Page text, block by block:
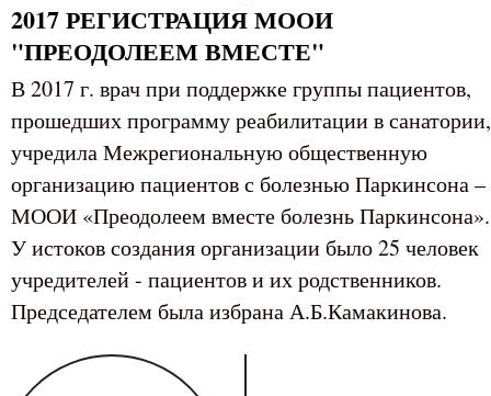
2017 РЕГИСТРАЦИЯ МООИ
"ПРЕОДОЛЕЕМ ВМЕСТЕ"
В 2017 г. врач при поддержке группы пациентов,
прошедших программу реабилитации в санатории,
учредила Межрегиональную общественную
организацию пациентов с болезнью Паркинсона –
МООИ «Преодолеем вместе болезнь Паркинсона».
У истоков создания организации было 25 человек
учредителей - пациентов и их родственников.
Председателем была избрана А.Б.Камакинова.